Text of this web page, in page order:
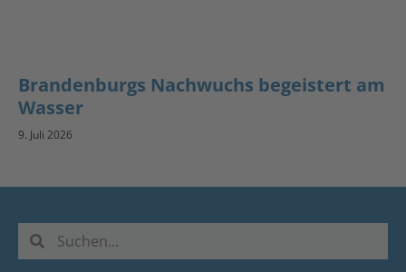
Brandenburgs Nachwuchs begeistert am
Wasser
9. Juli 2026